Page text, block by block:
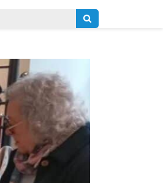
Rechercher :